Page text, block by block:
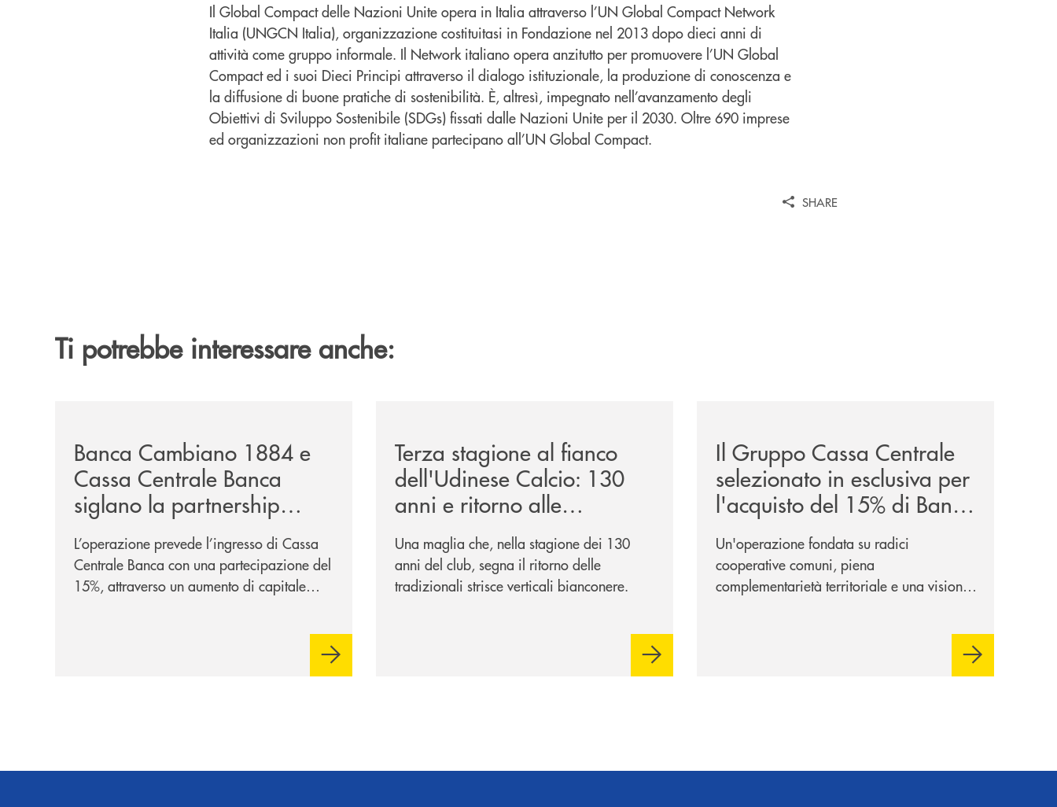
Il Global Compact delle Nazioni Unite opera in Italia attraverso l’UN Global Compact Network
Italia (UNGCN Italia), organizzazione costituitasi in Fondazione nel 2013 dopo dieci anni di
attività come gruppo informale. Il Network italiano opera anzitutto per promuovere l’UN Global
Compact ed i suoi Dieci Principi attraverso il dialogo istituzionale, la produzione di conoscenza e
la diffusione di buone pratiche di sostenibilità. È, altresì, impegnato nell’avanzamento degli
Obiettivi di Sviluppo Sostenibile (SDGs) fissati dalle Nazioni Unite per il 2030. Oltre 690 imprese
ed organizzazioni non profit italiane partecipano all’UN Global Compact.
SHARE
Ti potrebbe interessare anche:
Banca Cambiano 1884 e
Cassa Centrale Banca
siglano la partnership
strategica
L’operazione prevede l’ingresso di Cassa
Centrale Banca con una partecipazione del
15%, attraverso un aumento di capitale
sulla condivisione di valori comuni e sulla
prossimità ai territori, per ampliare l’offerta
Terza stagione al fianco
dell'Udinese Calcio: 130
anni e ritorno alle
tradizioni
Una maglia che, nella stagione dei 130
anni del club, segna il ritorno delle
tradizionali strisce verticali bianconere.
Il Gruppo Cassa Centrale
selezionato in esclusiva per
l'acquisto del 15% di Banca
Cambiano 1884
Un'operazione fondata su radici
cooperative comuni, piena
complementarietà territoriale e una visione